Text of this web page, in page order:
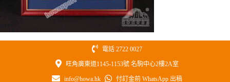
電話 2722 0027
旺角廣東道1145-1153號 名駒中心2樓2A室
info@howa.hk 付訂金前 WhatsApp 出稿